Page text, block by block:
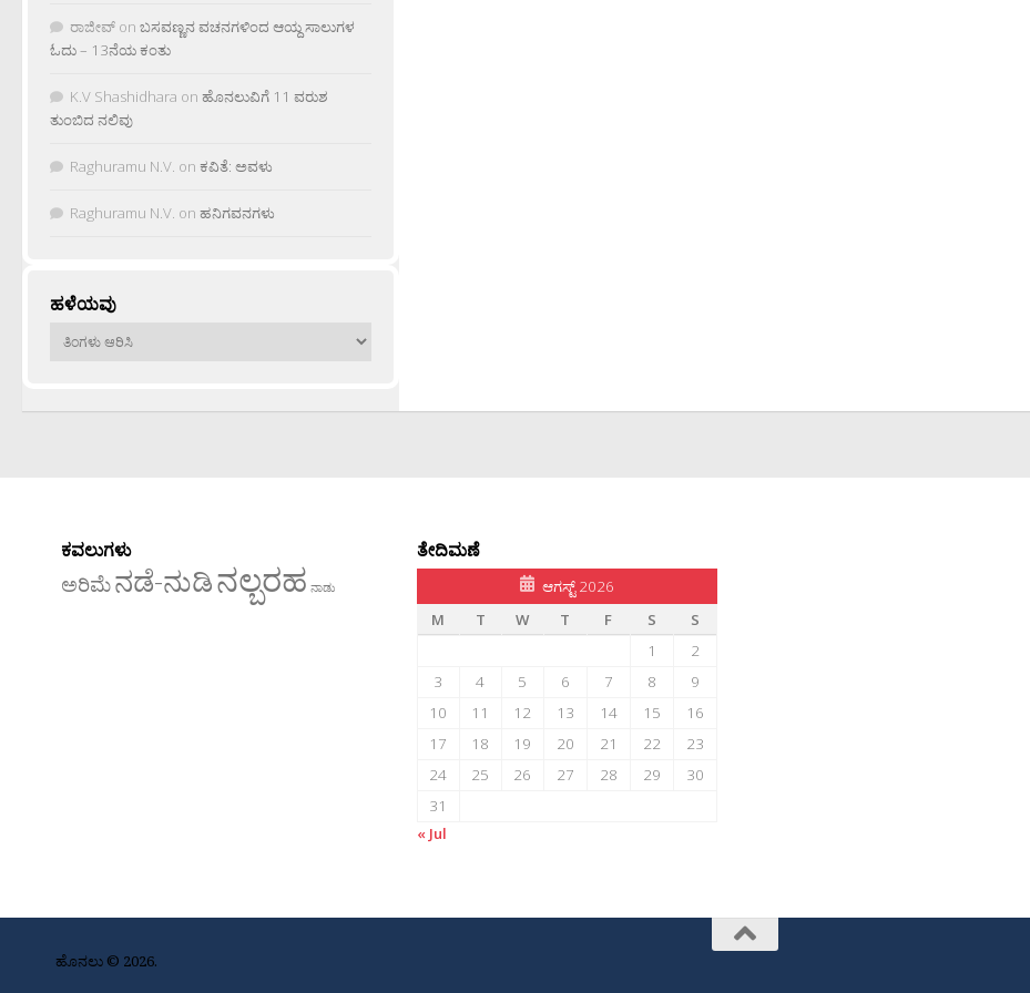
ರಾಜೀವ್ on ಬಸವಣ್ಣನ ವಚನಗಳಿಂದ ಆಯ್ದ ಸಾಲುಗಳ
ಓದು – 13ನೆಯ ಕಂತು
K.V Shashidhara on ಹೊನಲುವಿಗೆ 11 ವರುಶ
ತುಂಬಿದ ನಲಿವು
Raghuramu N.V. on ಕವಿತೆ: ಅವಳು
Raghuramu N.V. on ಹನಿಗವನಗಳು
ಹಳೆಯವು
ಹಳೆಯವು
ಕವಲುಗಳು
ಅರಿಮೆನಡೆ-ನುಡಿನಲ್ಬರಹ ನಾಡು
ತೇದಿಮಣೆ
ಆಗಸ್ಟ್ 2026
M
T W T F S
S
1
2
3
4 5 6 7 8
9
10
11 12 13 14 15
16
17
18 19 20 21 22
23
24
25 26 27 28 29
30
31
« Jul
ಹೊನಲು © 2026.